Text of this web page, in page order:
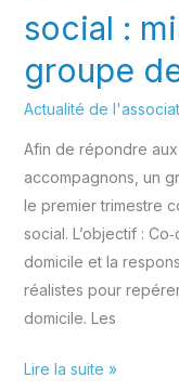
social :
groupe
Actualité de
Afin de répondre
accompagnons, un
le premier trimestre
social. L’objectif :
domicile et la
réalistes pour
domicile. Les
Lutte
Lire la suite »